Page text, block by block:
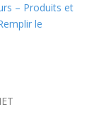
– Produits et
le